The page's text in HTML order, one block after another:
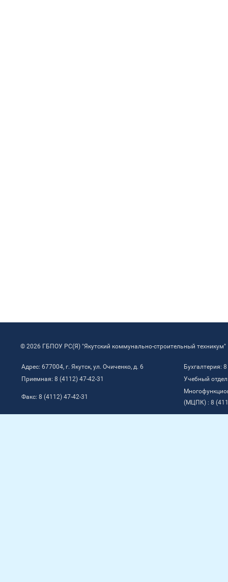
© 2026 ГБПОУ РС(Я) "Якутский коммунально-строительный техникум"
Адрес: 677004, г. Якутск, ул. Очиченко, д. 6
Бухгалтерия:
Приемная: 8 (4112) 47-42-31
Учебный
Факс: 8 (4112) 47-42-31
(МЦПК) : 8